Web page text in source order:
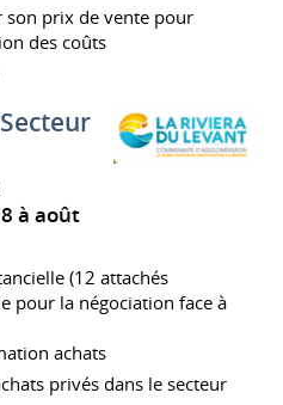
son prix de vente pour
des coûts
à août
(12 attachés
pour la négociation face à
achats
privés dans le secteur